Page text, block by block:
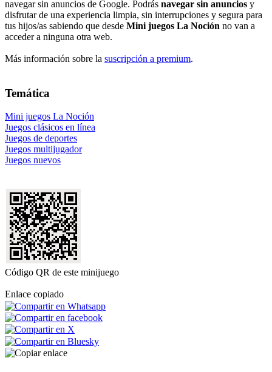
navegar sin anuncios de Google. Podrás navegar sin anuncios y
disfrutar de una experiencia limpia, sin interrupciones y segura para
tus hijos/as sabiendo que desde Mini juegos La Noción no van a
acceder a ninguna otra web.
Más información sobre la suscripción a premium.
Temática
Mini juegos La Noción
Juegos clásicos en línea
Juegos de deportes
Juegos multijugador
Juegos nuevos
Código QR de este minijuego
Enlace copiado